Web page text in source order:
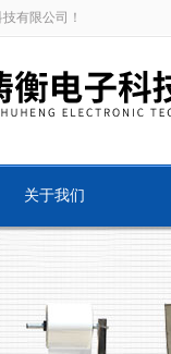
有限公司！
关于我们